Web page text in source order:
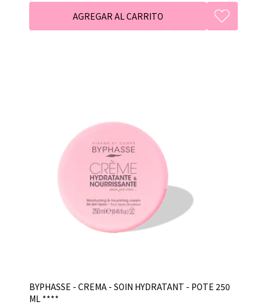
BYPHASSE - CREMA - SOIN HYDRATANT - POTE 250
ML ****